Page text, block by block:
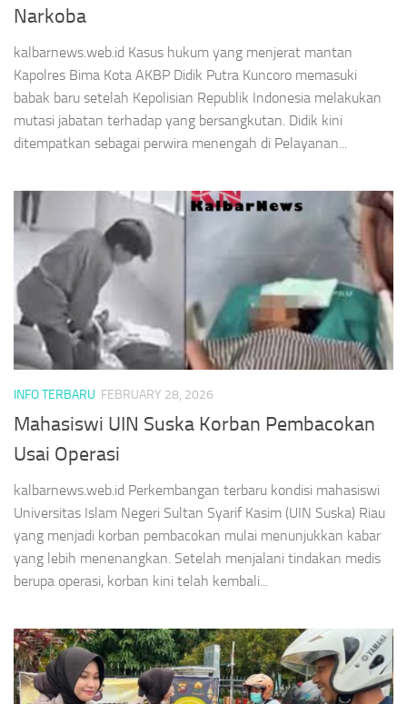
Narkoba
kalbarnews.web.id Kasus hukum yang menjerat mantan
Kapolres Bima Kota AKBP Didik Putra Kuncoro memasuki
babak baru setelah Kepolisian Republik Indonesia melakukan
mutasi jabatan terhadap yang bersangkutan. Didik kini
ditempatkan sebagai perwira menengah di Pelayanan...
INFO TERBARU FEBRUARY 28, 2026
Mahasiswi UIN Suska Korban Pembacokan
Usai Operasi
kalbarnews.web.id Perkembangan terbaru kondisi mahasiswi
Universitas Islam Negeri Sultan Syarif Kasim (UIN Suska) Riau
yang menjadi korban pembacokan mulai menunjukkan kabar
yang lebih menenangkan. Setelah menjalani tindakan medis
berupa operasi, korban kini telah kembali...